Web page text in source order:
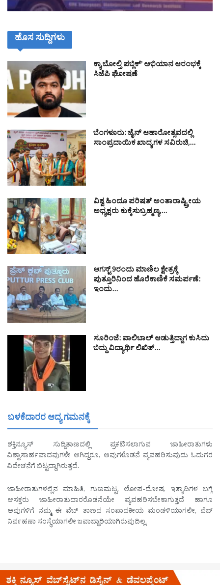
ಹೊಸ ಸುದ್ದಿಗಳು
ಕ್ಯಾ ಬೋಲ್ತಿ ಪಬ್ಲಿಕ್’ ಅಭಿಯಾನ ಆರಂಭಕ್ಕೆ
ಸಿಜೆಪಿ ಘೋಷಣೆ
ಬೆಂಗಳೂರು: ಜೈನ್ ಆಹಾರೋತ್ಸವದಲ್ಲಿ
ಸಾಂಪ್ರದಾಯಿಕ ಖಾದ್ಯಗಳ ಸವಿರುಚಿ,…
ವಿಶ್ವ ಹಿಂದೂ ಪರಿಷತ್ ಅಂತಾರಾಷ್ಟ್ರೀಯ
ಅಧ್ಯಕ್ಷರು ಕುಕ್ಕೆಸುಬ್ರಹ್ಮಣ್ಯ,…
ಆಗಸ್ಟ್ 9ರಂದು ಮಾಣಿಲ ಕ್ಷೇತ್ರಕ್ಕೆ
ಪುತ್ತೂರಿನಿಂದ ಹೊರೆಕಾಣಿಕೆ ಸಮರ್ಪಣೆ:
ಇಂದು…
ಸೂರಿಂಜೆ: ವಾಲಿಬಾಲ್ ಆಡುತ್ತಿದ್ದಾಗ ಕುಸಿದು
ಬಿದ್ದು ವಿದ್ಯಾರ್ಥಿ ಲಿಖಿತ್…
ಬಳಕೆದಾರರ ಆದ್ಯ ಗಮನಕ್ಕೆ
ಶಕ್ತಿನ್ಯೂಸ್ ಸುದ್ದಿತಾಣದಲ್ಲಿ ಪ್ರಕಟಿಸಲಾಗುವ ಜಾಹೀರಾತುಗಳು
ವಿಶ್ವಾಸಾರ್ಹವಾದವುಗಳೇ ಆಗಿದ್ದರೂ, ಅವುಗಳೊಡನೆ ವ್ಯವಹರಿಸುವುದು ಓದುಗರ
ವಿವೇಚನೆಗೆ ಬಿಟ್ಟದ್ದಾಗಿರುತ್ತದೆ.
ಜಾಹೀರಾತುಗಳಲ್ಲಿನ ಮಾಹಿತಿ, ಗುಣಮಟ್ಟ, ಲೋಪ-ದೋಷ, ಇತ್ಯಾದಿಗಳ ಬಗ್ಗೆ
ಆಸಕ್ತರು ಜಾಹೀರಾತುದಾರರೊಡನೆಯೇ ವ್ಯವಹರಿಸಬೇಕಾಗುತ್ತದೆ ಹಾಗೂ
ಅವುಗಳಿಗೆ ನಮ್ಮ ಈ ವೆಬ್ ತಾಣದ ಸಂಪಾದಕೀಯ ಮಂಡಳಿಯಾಗಲೀ, ವೆಬ್
ನಿರ್ವಹಣಾ ಸಂಸ್ಥೆಯಾಗಲೀ ಜವಾಬ್ದಾರಿಯಾಗಿರುವುದಿಲ್ಲ.